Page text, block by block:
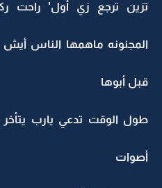
تزين ترجع زي أول'
المجنونه ماهمها الناس
قبل أبوها
طول الوقت تدعي يارب
أصوات